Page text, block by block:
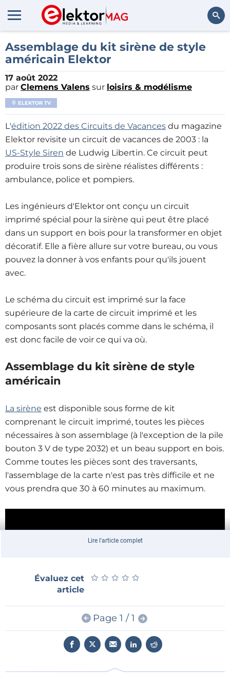
Rechercher
Assemblage du kit sirène de style
américain Elektor
17 août 2022
par Clemens Valens sur loisirs & modélisme
ELEKTOR TV
L'édition 2022 des Circuits de Vacances du magazine
Elektor revisite un circuit de vacances de 2003 : la
US-Style Siren de Ludwig Libertin. Ce circuit peut
produire trois sons de sirène réalistes différents :
ambulance, police et pompiers.
Les ingénieurs d'Elektor ont conçu un circuit
imprimé spécial pour la sirène qui peut être placé
dans un support en bois pour la transformer en objet
décoratif. Elle a fière allure sur votre bureau, ou vous
pouvez la donner à vos enfants pour qu'ils jouent
avec.
Le schéma du circuit est imprimé sur la face
supérieure de la carte de circuit imprimé et les
composants sont placés comme dans le schéma, il
est donc facile de voir ce qui va où.
Assemblage du kit sirène de style
américain
La sirène est disponible sous forme de kit
comprenant le circuit imprimé, toutes les pièces
nécessaires à son assemblage (à l'exception de la pile
bouton 3 V de type 2032) et un beau support en bois.
Comme toutes les pièces sont des traversants,
l'assemblage de la carte n'est pas très difficile et ne
vous prendra que 30 à 60 minutes au maximum.
Lire l'article complet
Évaluez cet
article
★ ★ ★ ★ ★
★ ★ ★ ★ ★
Page 1 / 1